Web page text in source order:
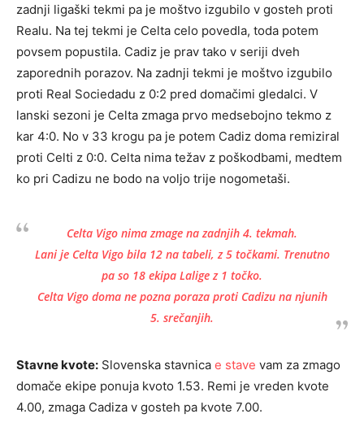
zadnji ligaški tekmi pa je moštvo izgubilo v gosteh proti
Realu. Na tej tekmi je Celta celo povedla, toda potem
povsem popustila. Cadiz je prav tako v seriji dveh
zaporednih porazov. Na zadnji tekmi je moštvo izgubilo
proti Real Sociedadu z 0:2 pred domačimi gledalci. V
lanski sezoni je Celta zmaga prvo medsebojno tekmo z
kar 4:0. No v 33 krogu pa je potem Cadiz doma remiziral
proti Celti z 0:0. Celta nima težav z poškodbami, medtem
ko pri Cadizu ne bodo na voljo trije nogometaši.
Celta Vigo nima zmage na zadnjih 4. tekmah.
Lani je Celta Vigo bila 12 na tabeli, z 5 točkami. Trenutno
pa so 18 ekipa Lalige z 1 točko.
Celta Vigo doma ne pozna poraza proti Cadizu na njunih
5. srečanjih.
Stavne kvote: Slovenska stavnica e stave vam za zmago
domače ekipe ponuja kvoto 1.53. Remi je vreden kvote
4.00, zmaga Cadiza v gosteh pa kvote 7.00.